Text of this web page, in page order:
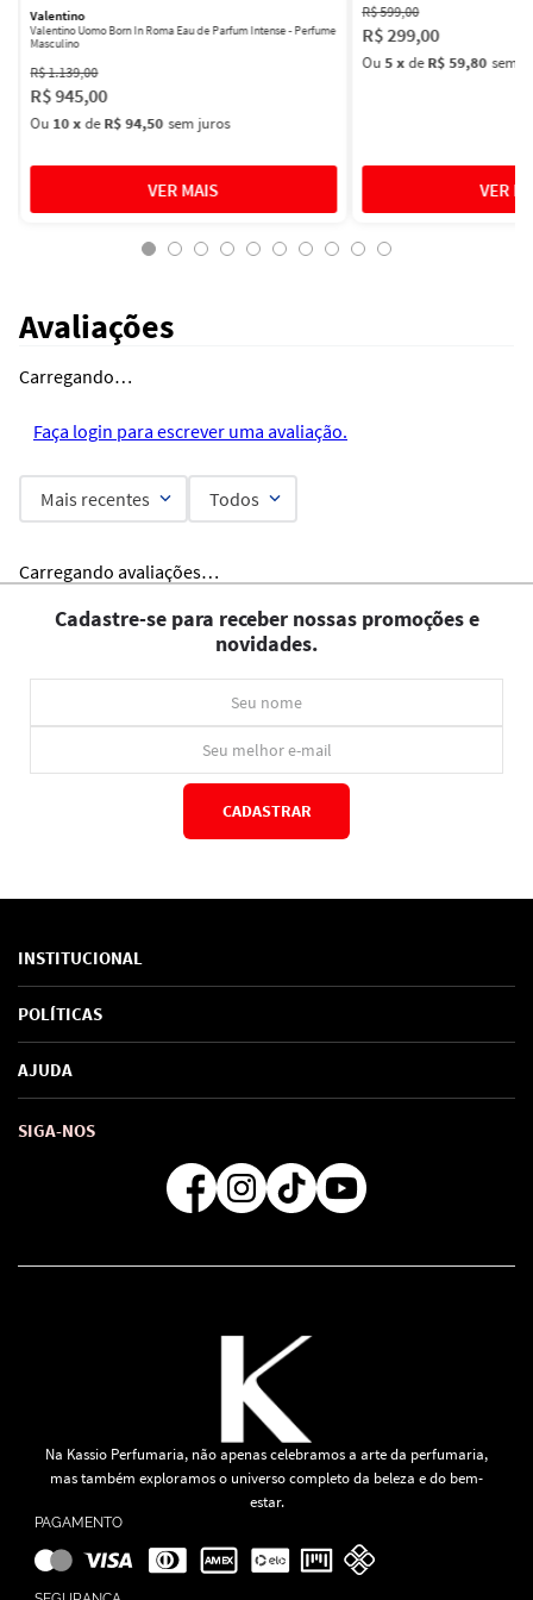
Valentino
Valentino Uomo Born In Roma Eau de Parfum Intense - Perfume
Masculino
R$1.139,00
R$945,00
Ou 10xdeR$ 94,50 sem juros
R$599,00
R$ 299,00
Ou5xdeR$ 59,80 sem
Avaliações
Carregando…
Faça login para escrever uma avaliação.
Mais recentes Todos
Carregando avaliações…
Cadastre-se para receber nossas promoções e
novidades.
CADASTRAR
INSTITUCIONAL
Sobre Nós
Marcas
SAC de marcas
Como comprar
POLÍTICAS
Política de Privacidade
Troca e Devoluções
Formas de Pagamento
Regra de Frete Grátis
AJUDA
SIGA-NOS
Na Kassio Perfumaria, não apenas celebramos a arte da perfumaria,
mas também exploramos o universo completo da beleza e do bem-
estar.
PAGAMENTO